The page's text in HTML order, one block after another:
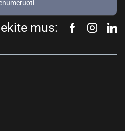
mus: